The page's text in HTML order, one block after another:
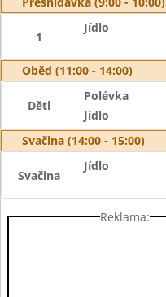
1
Jídlo
Oběd (11:00 - 14:00)
Děti
Polévka
Jídlo
Svačina (14:00 - 15:00)
Svačina
Jídlo
Reklama: